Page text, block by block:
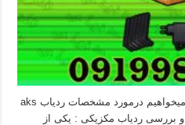
مشخصات ردیاب aks در مقاله زیر میخواهیم درمورد مشخصات ردیاب aks
توضیح دهیم. مشخصات ردیاب aks و بررسی ردیاب مکزیکی : یکی از